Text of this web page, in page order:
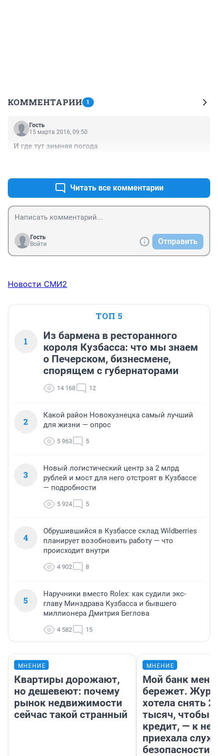
КОММЕНТАРИИ 1
Гость
15 марта 2016, 09:50
И где тут зимняя погода
Читать все комментарии
Гость
Войти
Отправить
Новости СМИ2
ТОП 5
1
Из бармена в ресторанного
короля Кузбасса: что мы знаем
о Печерском, бизнесмене,
спорящем с губернаторами
14 168 12
2
Какой район Новокузнецка самый лучший
для жизни — опрос
5 963 5
3
Новый логистический центр за 2 млрд
рублей и мост для него отстроят в Кузбассе
— подробности
5 924 5
4
Обрушившийся в Кузбассе склад Wildberries
планирует возобновить работу — что
происходит внутри
4 902 8
5
Наручники вместо Rolex: как судили экс-
главу Минздрава Кузбасса и бывшего
миллионера Дмитрия Беглова
4 582 15
МНЕНИЕ
Квартиры дорожают,
но дешевеют: почему
рынок недвижимости
сейчас такой странный
МНЕНИЕ
Мой банк меня
бережет.
хотела снять
тысяч, чтобы
кредит, — к
приехала
безопасности